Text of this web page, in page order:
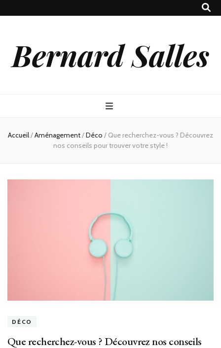
Bernard Salles
Accueil/Aménagement/Déco / Que recherchez-vous ? Découvrez
nos conseils pour trouver votre style !
DÉCO
Que recherchez-vous ? Découvrez nos conseils